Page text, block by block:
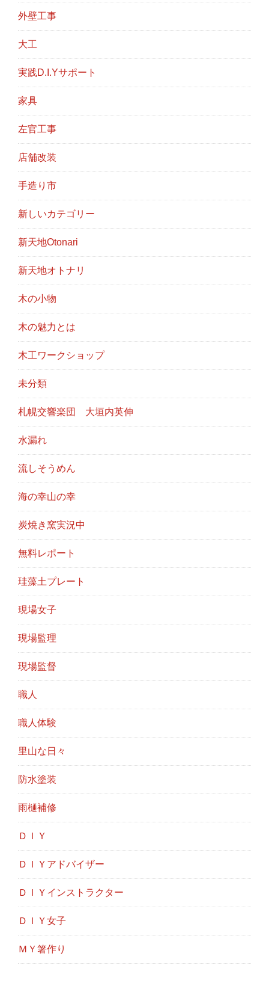
外壁工事
大工
実践D.I.Yサポート
家具
左官工事
店舗改装
手造り市
新しいカテゴリー
新天地Otonari
新天地オトナリ
木の小物
木の魅力とは
木工ワークショップ
未分類
札幌交響楽団 大垣内英伸
水漏れ
流しそうめん
海の幸山の幸
炭焼き窯実況中
無料レポート
珪藻土プレート
現場女子
現場監理
現場監督
職人
職人体験
里山な日々
防水塗装
雨樋補修
ＤＩＹ
ＤＩＹアドバイザー
ＤＩＹインストラクター
ＤＩＹ女子
ＭＹ箸作り